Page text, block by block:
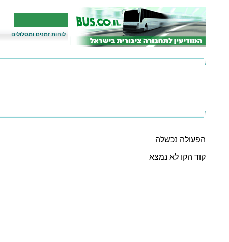
לוחות זמנים ומסלולים
הפעולה נכשלה
קוד הקו לא נמצא